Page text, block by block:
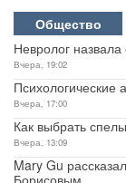
Общество
Невролог
Вчера, 19:02
Психологические
Вчера, 17:00
Как выбрать
Вчера, 13:09
Mary Gu
Борисовым